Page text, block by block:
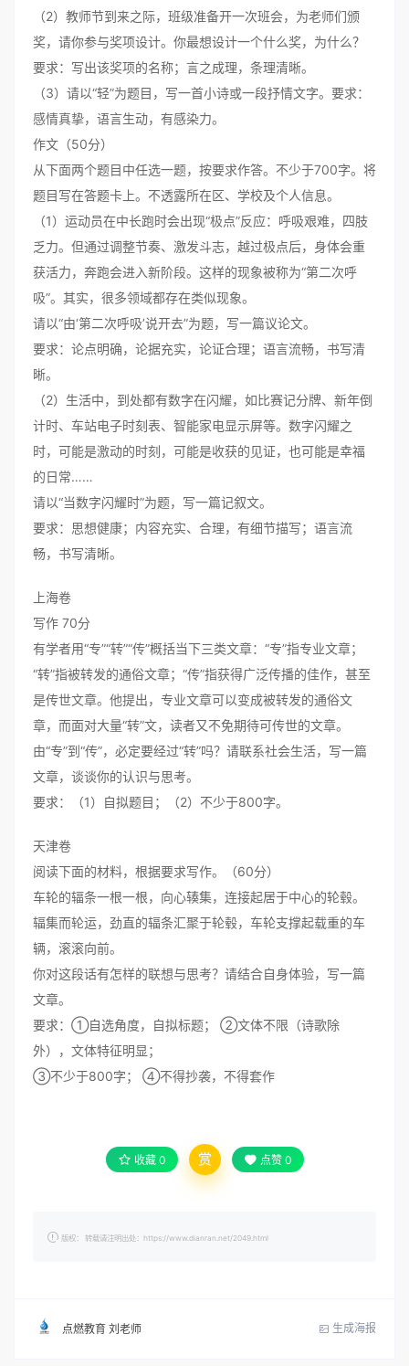
（2）教师节到来之际，班级准备开一次班会，为老师们颁
奖，请你参与奖项设计。你最想设计一个什么奖，为什么？
要求：写出该奖项的名称；言之成理，条理清晰。
（3）请以“轻”为题目，写一首小诗或一段抒情文字。要求：
感情真挚，语言生动，有感染力。
作文（50分）
从下面两个题目中任选一题，按要求作答。不少于700字。将
题目写在答题卡上。不透露所在区、学校及个人信息。
（1）运动员在中长跑时会出现“极点”反应：呼吸艰难，四肢
乏力。但通过调整节奏、激发斗志，越过极点后，身体会重
获活力，奔跑会进入新阶段。这样的现象被称为“第二次呼
吸”。其实，很多领域都存在类似现象。
请以“由‘第二次呼吸’说开去”为题，写一篇议论文。
要求：论点明确，论据充实，论证合理；语言流畅，书写清
晰。
（2）生活中，到处都有数字在闪耀，如比赛记分牌、新年倒
计时、车站电子时刻表、智能家电显示屏等。数字闪耀之
时，可能是激动的时刻，可能是收获的见证，也可能是幸福
的日常……
请以“当数字闪耀时”为题，写一篇记叙文。
要求：思想健康；内容充实、合理，有细节描写；语言流
畅，书写清晰。
上海卷
写作 70分
有学者用“专”“转”“传”概括当下三类文章：“专”指专业文章；
“转”指被转发的通俗文章；“传”指获得广泛传播的佳作，甚至
是传世文章。他提出，专业文章可以变成被转发的通俗文
章，而面对大量“转”文，读者又不免期待可传世的文章。
由“专”到“传”，必定要经过“转”吗？请联系社会生活，写一篇
文章，谈谈你的认识与思考。
要求：（1）自拟题目；（2）不少于800字。
天津卷
阅读下面的材料，根据要求写作。（60分）
车轮的辐条一根一根，向心辏集，连接起居于中心的轮毂。
辐集而轮运，劲直的辐条汇聚于轮毂，车轮支撑起载重的车
辆，滚滚向前。
你对这段话有怎样的联想与思考？请结合自身体验，写一篇
文章。
要求：①自选角度，自拟标题； ②文体不限（诗歌除
外），文体特征明显；
③不少于800字； ④不得抄袭，不得套作
收藏 0 赏 点赞 0
版权： 转载请注明出处：https://www.dianran.net/2049.html
点燃教育 刘老师 生成海报